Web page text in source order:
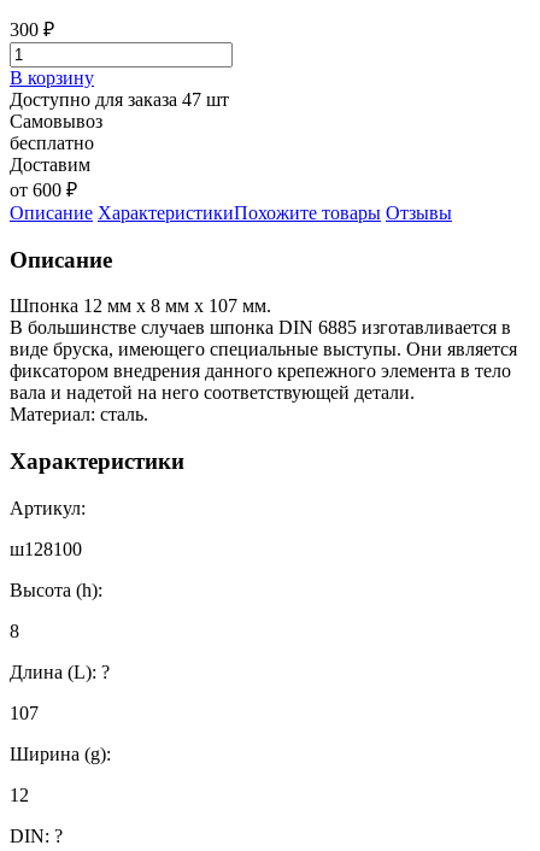
300 ₽
В корзину
Доступно для заказа 47 шт
Самовывоз
бесплатно
Доставим
от 600 ₽
Описание ХарактеристикиПохожите товары Отзывы
Описание
Шпонка 12 мм х 8 мм х 107 мм.
В большинстве случаев шпонка DIN 6885 изготавливается в
виде бруска, имеющего специальные выступы. Они является
фиксатором внедрения данного крепежного элемента в тело
вала и надетой на него соответствующей детали.
Материал: сталь.
Характеристики
Артикул:
ш128100
Высота (h):
8
Длина (L): ?
107
Ширина (g):
12
DIN: ?